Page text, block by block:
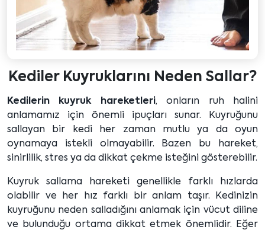
Kediler Kuyruklarını Neden Sallar?
Kedilerin kuyruk hareketleri, onların ruh halini
anlamamız için önemli ipuçları sunar. Kuyruğunu
sallayan bir kedi her zaman mutlu ya da oyun
oynamaya istekli olmayabilir. Bazen bu hareket,
sinirlilik, stres ya da dikkat çekme isteğini gösterebilir.
Kuyruk sallama hareketi genellikle farklı hızlarda
olabilir ve her hız farklı bir anlam taşır. Kedinizin
kuyruğunu neden salladığını anlamak için vücut diline
ve bulunduğu ortama dikkat etmek önemlidir. Eğer